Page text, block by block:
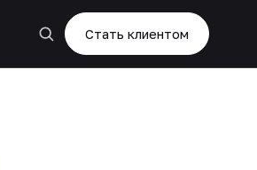
Стать клиентом